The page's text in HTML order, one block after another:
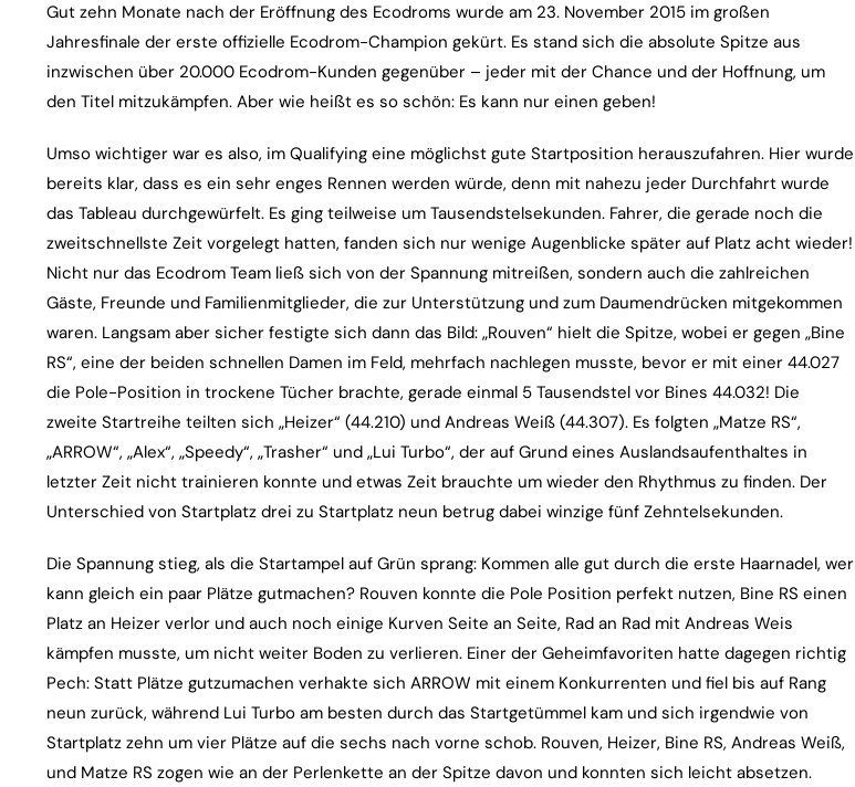
Gut zehn Monate nach der Eröffnung des Ecodroms wurde am 23. November 2015 im großen
Jahresfinale der erste offizielle Ecodrom-Champion gekürt. Es stand sich die absolute Spitze aus
inzwischen über 20.000 Ecodrom-Kunden gegenüber – jeder mit der Chance und der Hoffnung, um
den Titel mitzukämpfen. Aber wie heißt es so schön: Es kann nur einen geben!
Umso wichtiger war es also, im Qualifying eine möglichst gute Startposition herauszufahren. Hier wurde
bereits klar, dass es ein sehr enges Rennen werden würde, denn mit nahezu jeder Durchfahrt wurde
das Tableau durchgewürfelt. Es ging teilweise um Tausendstelsekunden. Fahrer, die gerade noch die
zweitschnellste Zeit vorgelegt hatten, fanden sich nur wenige Augenblicke später auf Platz acht wieder!
Nicht nur das Ecodrom Team ließ sich von der Spannung mitreißen, sondern auch die zahlreichen
Gäste, Freunde und Familienmitglieder, die zur Unterstützung und zum Daumendrücken mitgekommen
waren. Langsam aber sicher festigte sich dann das Bild: „Rouven“ hielt die Spitze, wobei er gegen „Bine
RS“, eine der beiden schnellen Damen im Feld, mehrfach nachlegen musste, bevor er mit einer 44.027
die Pole-Position in trockene Tücher brachte, gerade einmal 5 Tausendstel vor Bines 44.032! Die
zweite Startreihe teilten sich „Heizer“ (44.210) und Andreas Weiß (44.307). Es folgten „Matze RS“,
„ARROW“, „Alex“, „Speedy“, „Trasher“ und „Lui Turbo“, der auf Grund eines Auslandsaufenthaltes in
letzter Zeit nicht trainieren konnte und etwas Zeit brauchte um wieder den Rhythmus zu finden. Der
Unterschied von Startplatz drei zu Startplatz neun betrug dabei winzige fünf Zehntelsekunden.
Die Spannung stieg, als die Startampel auf Grün sprang: Kommen alle gut durch die erste Haarnadel, wer
kann gleich ein paar Plätze gutmachen? Rouven konnte die Pole Position perfekt nutzen, Bine RS einen
Platz an Heizer verlor und auch noch einige Kurven Seite an Seite, Rad an Rad mit Andreas Weis
kämpfen musste, um nicht weiter Boden zu verlieren. Einer der Geheimfavoriten hatte dagegen richtig
Pech: Statt Plätze gutzumachen verhakte sich ARROW mit einem Konkurrenten und fiel bis auf Rang
neun zurück, während Lui Turbo am besten durch das Startgetümmel kam und sich irgendwie von
Startplatz zehn um vier Plätze auf die sechs nach vorne schob. Rouven, Heizer, Bine RS, Andreas Weiß,
und Matze RS zogen wie an der Perlenkette an der Spitze davon und konnten sich leicht absetzen.